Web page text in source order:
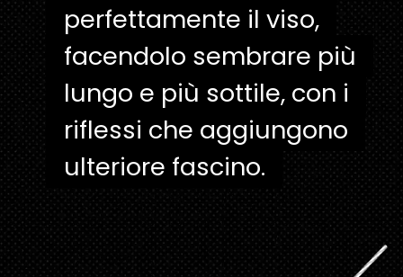
perfettamente il viso,
facendolo sembrare più
lungo e più sottile, con i
riflessi che aggiungono
ulteriore fascino.
perfettamente il viso,
facendolo sembrare più
lungo e più sottile, con i
riflessi che aggiungono